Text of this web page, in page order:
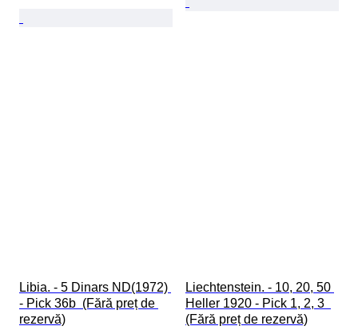
Libia. - 5 Dinars ND(1972)
- Pick 36b  (Fără preț de
rezervă)
Liechtenstein. - 10, 20, 50
Heller 1920 - Pick 1, 2, 3
(Fără preț de rezervă)